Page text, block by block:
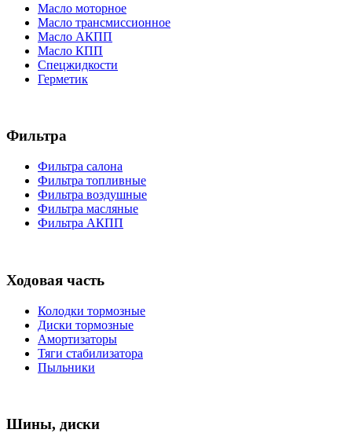
Масло моторное
Масло трансмиссионное
Масло АКПП
Масло КПП
Спецжидкости
Герметик
Фильтра
Фильтра салона
Фильтра топливные
Фильтра воздушные
Фильтра масляные
Фильтра АКПП
Ходовая часть
Колодки тормозные
Диски тормозные
Амортизаторы
Тяги стабилизатора
Пыльники
Шины, диски